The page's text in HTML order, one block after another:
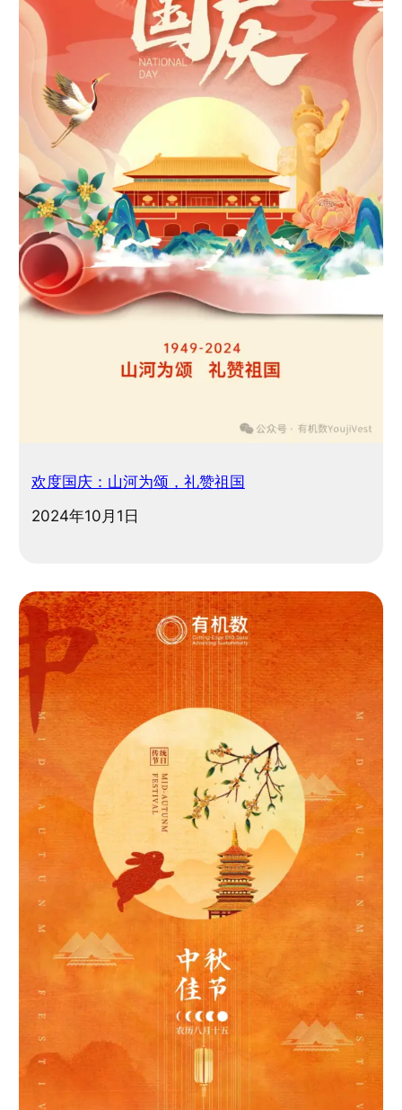
欢度国庆：山河为颂，礼赞祖国
2024年10月1日